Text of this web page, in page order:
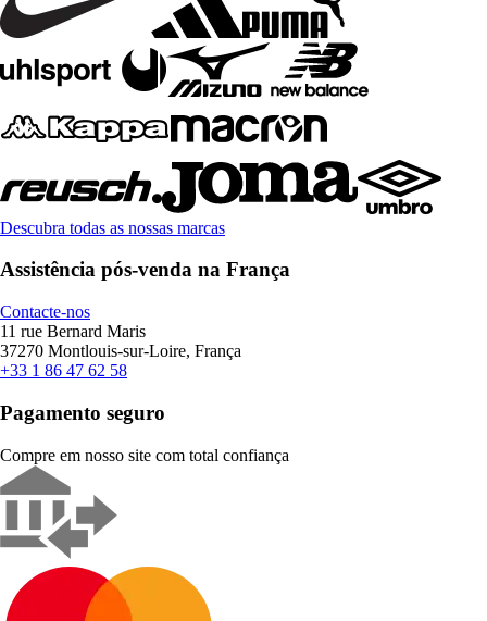
Descubra todas as nossas marcas
Assistência pós-venda na França
Contacte-nos
11 rue Bernard Maris
37270 Montlouis-sur-Loire, França
+33 1 86 47 62 58
Pagamento seguro
Compre em nosso site com total confiança